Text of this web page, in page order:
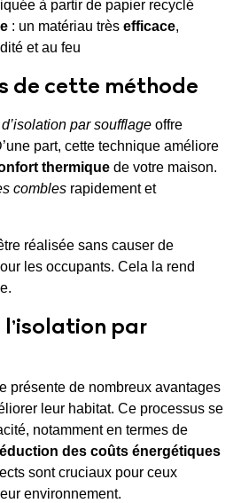
à partir de papier recyclé
: un matériau très efficace,
et au feu
de cette méthode
par soufflage offre
part, cette technique améliore
thermique de votre maison.
combles rapidement et
réalisée sans causer de
les occupants. Cela la rend
par
présente de nombreux avantages
leur habitat. Ce processus se
notamment en termes de
des coûts énergétiques
sont cruciaux pour ceux
environnement.